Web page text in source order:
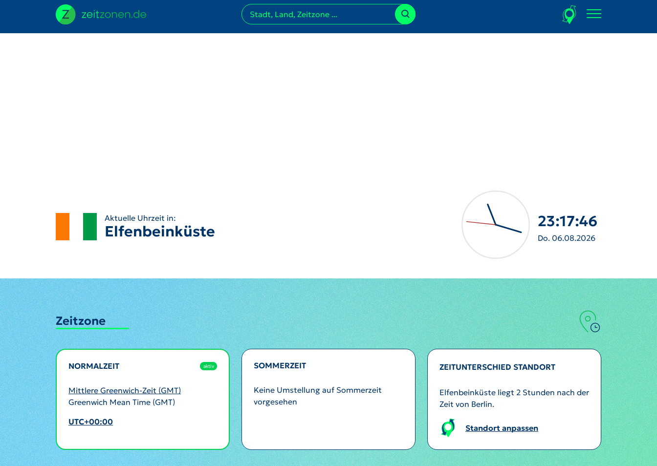
Aktuelle Uhrzeit in:
Elfenbeinküste
23:17:48
Do. 06.08.2026
Zeitzone
NORMALZEIT aktiv
Mittlere Greenwich-Zeit (GMT)
Greenwich Mean Time (GMT)
UTC+00:00
SOMMERZEIT
Keine Umstellung auf Sommerzeit
vorgesehen
ZEITUNTERSCHIED STANDORT
Elfenbeinküste liegt 2 Stunden nach der
Zeit von Berlin.
Standort anpassen